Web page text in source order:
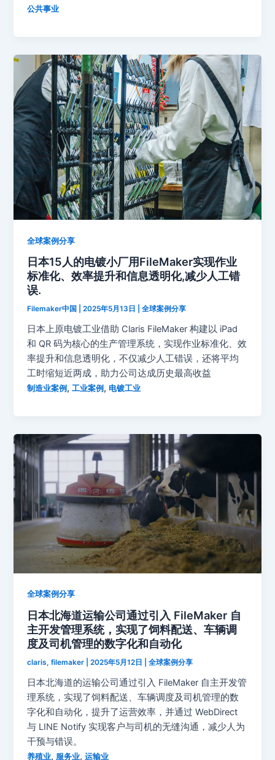
公共事业
全球案例分享
日本15人的电镀小厂用FileMaker实现作业
标准化、效率提升和信息透明化,减少人工错
误.
Filemaker中国 |2025年5月13日 |全球案例分享
日本上原电镀工业借助 Claris FileMaker 构建以 iPad
和 QR 码为核心的生产管理系统，实现作业标准化、效
率提升和信息透明化，不仅减少人工错误，还将平均
工时缩短近两成，助力公司达成历史最高收益
制造业案例 ,工业案例 , 电镀工业
全球案例分享
日本北海道运输公司通过引入 FileMaker 自
主开发管理系统，实现了饲料配送、车辆调
度及司机管理的数字化和自动化
claris, filemaker |2025年5月12日 |全球案例分享
日本北海道的运输公司通过引入 FileMaker 自主开发管
理系统，实现了饲料配送、车辆调度及司机管理的数
字化和自动化，提升了运营效率，并通过 WebDirect
与 LINE Notify 实现客户与司机的无缝沟通，减少人为
干预与错误。
养殖业, 服务业,运输业